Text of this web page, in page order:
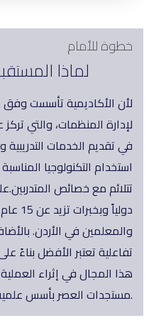
لأن الأكاديمية تأسست وفق
لإدارة المنظمات، والتي
في تقديم الخدمات
استخدام التكنولوجيا
تتلائم مع خصائص
والمعلمين في الأردن.
تفاعلية تعتبر الأفضل بناءً
هذا المجال في إثراء
مستجدات العصر بأسس علمية حديثة.
خطوة للأمام
لماذا